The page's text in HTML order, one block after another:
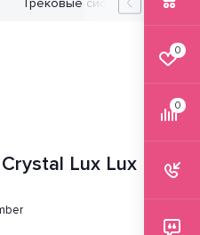
Трековые системы
Lux Lux
0
0